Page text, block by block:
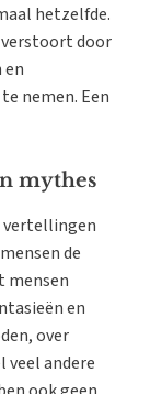
hetzelfde.
verstoort door
nemen. Een
mythes
vertellingen
de
mensen
en
over
veel andere